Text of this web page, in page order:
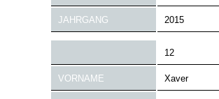
JAHRGANG 2015
VORNAME
12
Xaver